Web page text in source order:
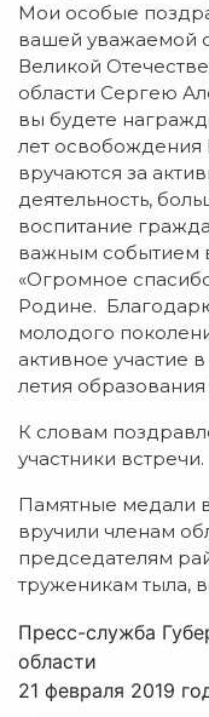
Мои особые
вашей уважаемой
Великой
области Сергею
вы будете
лет освобождения
вручаются за
деятельность,
воспитание
важным событием
«Огромное
Родине.
молодого
активное участие
летия
К словам
участники встречи.
Памятные медали
вручили членам
председателям
труженикам тыла,
Пресс-служба
области
21 февраля 2019